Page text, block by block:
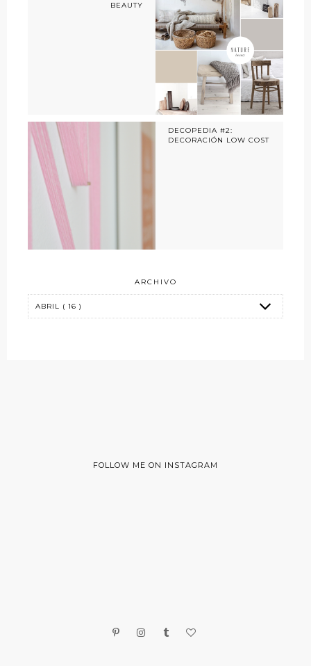
BEAUTY
DECOPEDIA #2:
DECORACIÓN LOW COST
ARCHIVO
FOLLOW ME ON INSTAGRAM